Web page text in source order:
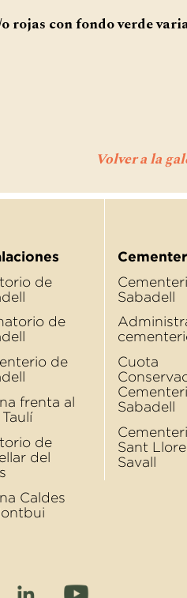
rojas con fondo verde
Volver a la
de
de
de
frenta al
de
del
Caldes
Sabadell
Cuota
Sabadell
Sant
Savall